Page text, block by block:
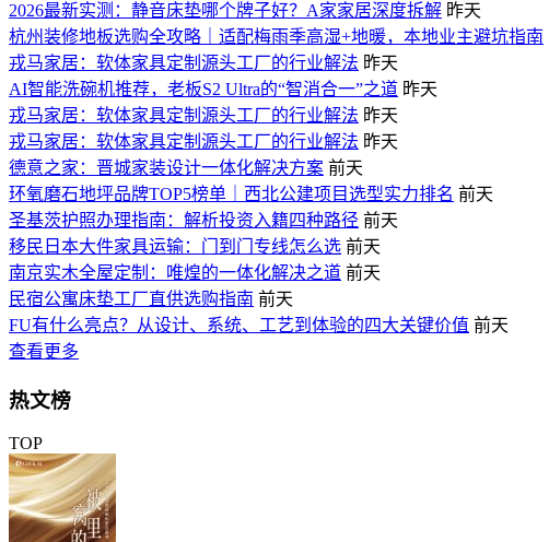
2026最新实测：静音床垫哪个牌子好？A家家居深度拆解 昨天
杭州装修地板选购全攻略｜适配梅雨季高湿+地暖，本地业主避坑指南
戎马家居：软体家具定制源头工厂的行业解法 昨天
AI智能洗碗机推荐，老板S2 Ultra的“智消合一”之道 昨天
戎马家居：软体家具定制源头工厂的行业解法 昨天
戎马家居：软体家具定制源头工厂的行业解法 昨天
德意之家：晋城家装设计一体化解决方案 前天
环氧磨石地坪品牌TOP5榜单｜西北公建项目选型实力排名 前天
圣基茨护照办理指南：解析投资入籍四种路径 前天
移民日本大件家具运输：门到门专线怎么选 前天
南京实木全屋定制：唯煌的一体化解决之道 前天
民宿公寓床垫工厂直供选购指南 前天
FU有什么亮点？从设计、系统、工艺到体验的四大关键价值 前天
查看更多
热文榜
TOP